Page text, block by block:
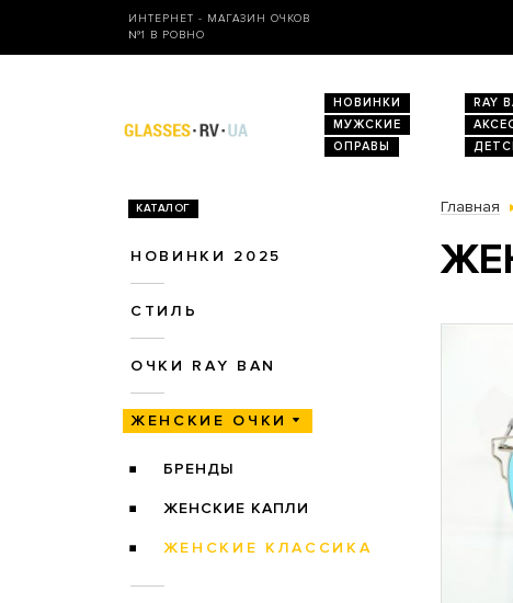
ИНТЕРНЕТ - МАГАЗИН ОЧКОВ
№1 В РОВНО
НОВИНКИ RAY
МУЖСКИЕ
ОПРАВЫ
КАТАЛОГ
НОВИНКИ 2025
СТИЛЬ
ОЧКИ RAY BAN
ЖЕНСКИЕ ОЧКИ
БРЕНДЫ
ЖЕНСКИЕ КАПЛИ
ЖЕНСКИЕ КЛАССИКА
Главная